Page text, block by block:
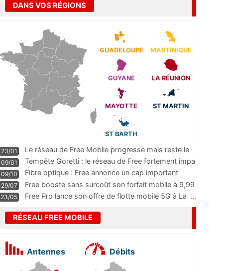
DANS VOS RÉGIONS
GUADELOUPE MARTINIQUE
GUYANE LA RÉUNION
MAYOTTE ST MARTIN
ST BARTH
23/01
Le réseau de Free Mobile progresse mais reste le
m
...
09/01
Tempête Goretti : le réseau de Free fortement impa
09/10
Fibre optique : Free annonce un cap important
pass
...
29/07
Free booste sans surcoût son forfait mobile à 9,99
23/05 Free Pro lance son offre de flotte mobile 5G à La ...
RÉSEAU FREE MOBILE
Antennes Débits